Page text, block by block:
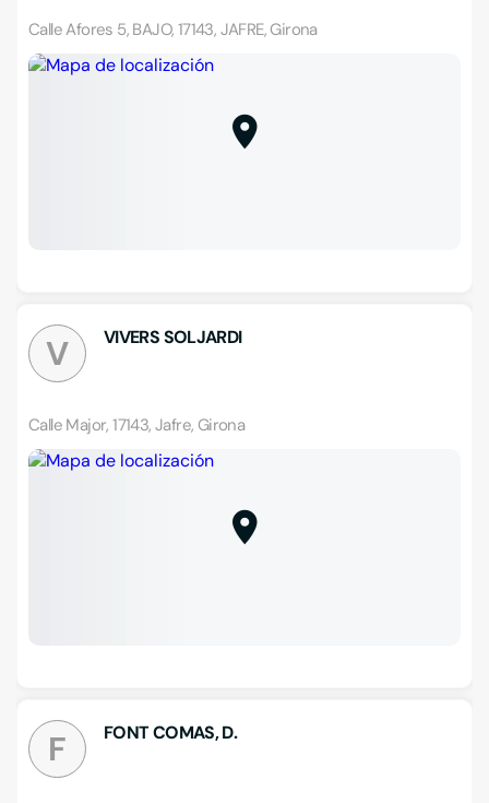
Calle Afores 5, BAJO, 17143, JAFRE, Girona
V VIVERS SOLJARDI
Calle Major, 17143, Jafre, Girona
F FONT COMAS, D.